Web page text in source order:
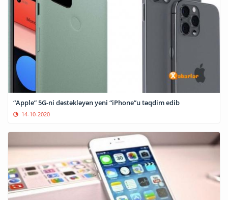
“Apple” 5G-ni dəstəkləyən yeni “iPhone”u təqdim edib
14-10-2020